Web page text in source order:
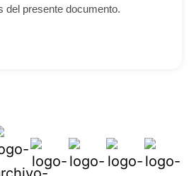
del presente documento.